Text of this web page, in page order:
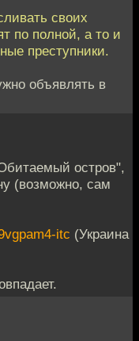
своих
по полной, а то и
преступники.
объявлять в
остров",
(возможно, сам
itc (Украина